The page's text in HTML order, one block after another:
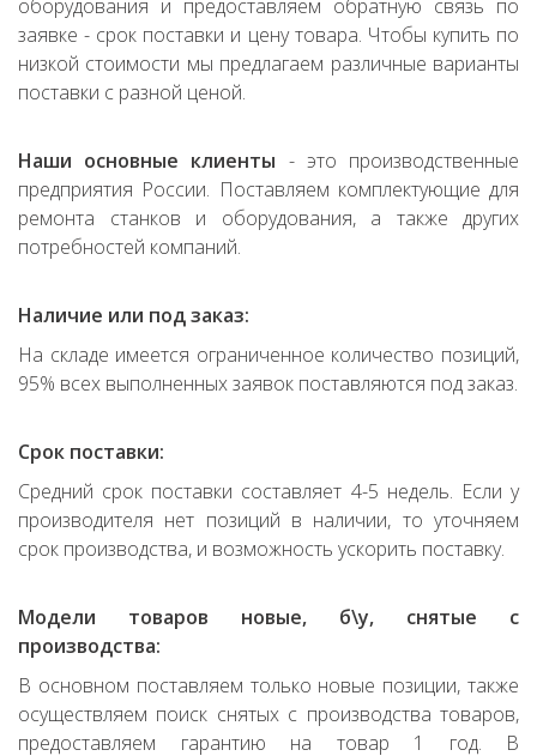
оборудования и предоставляем обратную связь по
заявке - срок поставки и цену товара. Чтобы купить по
низкой стоимости мы предлагаем различные варианты
поставки с разной ценой.
Наши основные клиенты - это производственные
предприятия России. Поставляем комплектующие для
ремонта станков и оборудования, а также других
потребностей компаний.
Наличие или под заказ:
На складе имеется ограниченное количество позиций,
95% всех выполненных заявок поставляются под заказ.
Срок поставки:
Средний срок поставки составляет 4-5 недель. Если у
производителя нет позиций в наличии, то уточняем
срок производства, и возможность ускорить поставку.
Модели товаров новые, б\у, снятые с
производства:
В основном поставляем только новые позиции, также
осуществляем поиск снятых с производства товаров,
предоставляем гарантию на товар 1 год. В